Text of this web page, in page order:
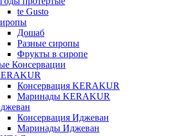
te Gusto
Дошаб
Разные сиропы
Фрукты в сиропе
Консервации
Консервация KERAKUR
Маринады KERAKUR
Консервация Иджеван
Маринады Иджеван